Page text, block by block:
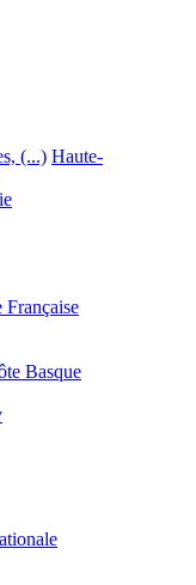
(...) Haute-
Française
Basque